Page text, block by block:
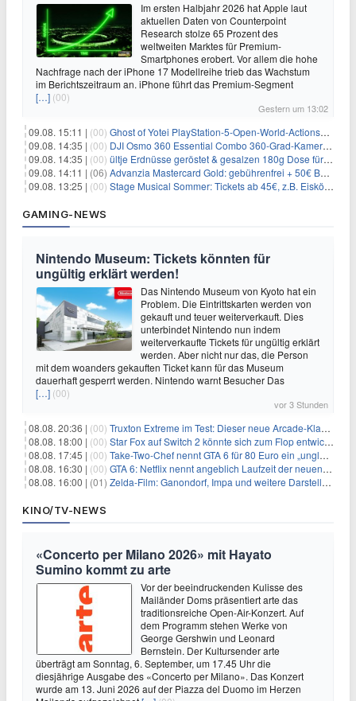
Im ersten Halbjahr 2026 hat Apple laut
aktuellen Daten von Counterpoint
Research stolze 65 Prozent des
weltweiten Marktes für Premium-
Smartphones erobert. Vor allem die hohe
Nachfrage nach der iPhone 17 Modellreihe trieb das Wachstum
im Berichtszeitraum an. iPhone führt das Premium-Segment
[…] (00)
Gestern um 13:02
09.08. 15:11 | (00) Ghost of Yotei PlayStation-5-Open-World-Actionspiel für 55,65€
09.08. 14:35 | (00) DJI Osmo 360 Essential Combo 360-Grad-Kamera für 375€
09.08. 14:35 | (00) ültje Erdnüsse geröstet & gesalzen 180g Dose für 1,52€ im Spar-Abo
09.08. 14:11 | (06) Advanzia Mastercard Gold: gebührenfrei + 50€ Bonus* + gratis Reiseversicherung
09.08. 13:25 | (00) Stage Musical Sommer: Tickets ab 45€, z.B. Eiskönigin, König der Löwen, Zurück in die Zukunft
GAMING-NEWS
Nintendo Museum: Tickets könnten für
ungültig erklärt werden!
Das Nintendo Museum von Kyoto hat ein
Problem. Die Eintrittskarten werden von
gekauft und teuer weiterverkauft. Dies
unterbindet Nintendo nun indem
weiterverkaufte Tickets für ungültig erklärt
werden. Aber nicht nur das, die Person
mit dem woanders gekauften Ticket kann für das Museum
dauerhaft gesperrt werden. Nintendo warnt Besucher Das
[…] (00)
vor 3 Stunden
08.08. 20:36 | (00) Truxton Extreme im Test: Dieser neue Arcade-Klassiker verzeiht dir gar nichts
08.08. 18:00 | (00) Star Fox auf Switch 2 könnte sich zum Flop entwickeln
08.08. 17:45 | (00) Take-Two-Chef nennt GTA 6 für 80 Euro ein „unglaubliches Schnäppchen“
08.08. 16:30 | (00) GTA 6: Netflix nennt angeblich Laufzeit der neuen Gameplay-Präsentation
08.08. 16:00 | (01) Zelda-Film: Ganondorf, Impa und weitere Darsteller sollen feststehen
KINO/TV-NEWS
«Concerto per Milano 2026» mit Hayato
Sumino kommt zu arte
Vor der beeindruckenden Kulisse des
Mailänder Doms präsentiert arte das
traditionsreiche Open-Air-Konzert. Auf
dem Programm stehen Werke von
George Gershwin und Leonard
Bernstein. Der Kultursender arte
überträgt am Sonntag, 6. September, um 17.45 Uhr die
diesjährige Ausgabe des «Concerto per Milano». Das Konzert
wurde am 13. Juni 2026 auf der Piazza del Duomo im Herzen